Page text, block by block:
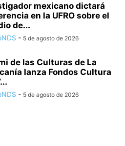
mexicano dictará
en la UFRO sobre el
de...
- 5 de agosto de 2026
de las Culturas de La
lanza Fondos Cultura
- 5 de agosto de 2026